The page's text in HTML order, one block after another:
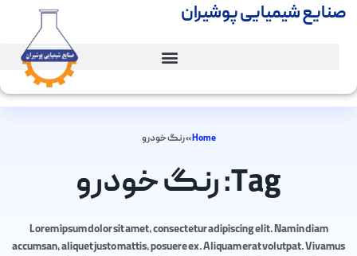
صنایع شیمیایی پوشیران
Home
»رنگ خودرو
Tag: رنگ خودرو
Lorem ipsum dolor sit amet, consectetur adipiscing elit. Nam in diam
accumsan, aliquet justo mattis, posuere ex. Aliquam erat volutpat. Vivamus